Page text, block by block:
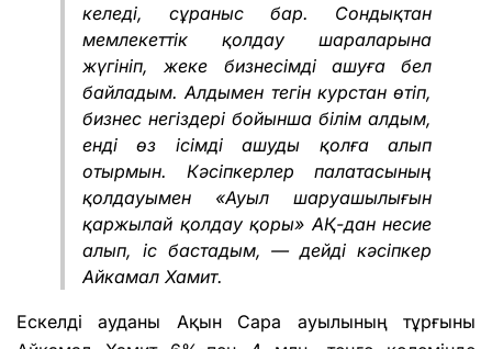
келеді, сұраныс бар. Сондықтан
мемлекеттік қолдау шараларына
жүгініп, жеке бизнесімді ашуға бел
байладым. Алдымен тегін курстан өтіп,
бизнес негіздері бойынша білім алдым,
енді өз ісімді ашуды қолға алып
отырмын. Кәсіпкерлер палатасының
қолдауымен «Ауыл шаруашылығын
қаржылай қолдау қоры» АҚ-дан несие
алып, іс бастадым, — дейді кәсіпкер
Айкамал Хамит.
Ескелді ауданы Ақын Сара ауылының тұрғыны